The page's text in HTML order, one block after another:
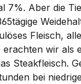
7%. Aber die
Fleisch,
erachten wir als
Steakfleisch.
bei